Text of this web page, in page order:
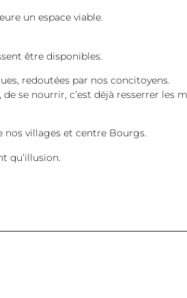
un espace viable.
être disponibles.
redoutées par nos concitoyens.
se nourrir, c’est déjà resserrer les
villages et centre Bourgs.
qu’illusion.